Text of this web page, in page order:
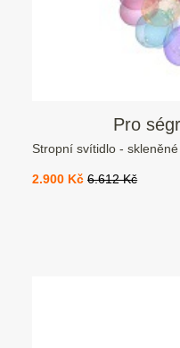
Pro
Stropní svítidlo -
2.900 Kč6.612 Kč